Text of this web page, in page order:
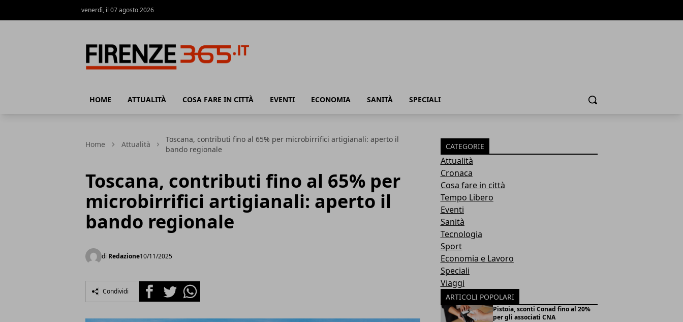
venerdì, il 07 agosto 2026
HOME ATTUALITÀ COSA FARE IN CITTÀ EVENTI ECONOMIA SANITÀ SPECIALI Cerca
Home Attualità
Toscana, contributi fino al 65% per microbirrifici artigianali: aperto il
bando regionale
Toscana, contributi fino al 65% per
microbirrifici artigianali: aperto il
bando regionale
di Redazione10/11/2025
Condividi FacebookTwitterWhatsapp
CATEGORIE
Attualità
Cronaca
Cosa fare in città
Tempo Libero
Eventi
Sanità
Tecnologia
Sport
Economia e Lavoro
Speciali
Viaggi
ARTICOLI POPOLARI
Pistoia, sconti Conad fino al 20%
per gli associati CNA